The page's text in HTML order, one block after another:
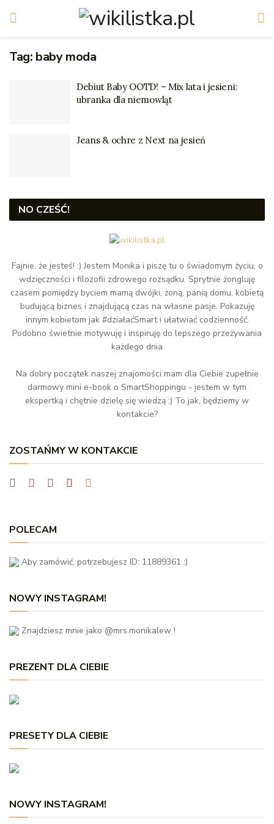
Tag: baby moda
Debiut Baby OOTD! – Mix lata i jesieni:
ubranka dla niemowląt
Jeans & ochre z Next na jesień
NO CZEŚĆ!
Fajnie, że jesteś! :) Jestem Monika i piszę tu o świadomym życiu, o
wdzięczności i filozofii zdrowego rozsądku. Sprytnie żongluję
czasem pomiędzy byciem mamą dwójki, żoną, panią domu, kobietą
budującą biznes i znajdującą czas na własne pasje. Pokazuję
innym kobietom jak #działaćSmart i ułatwiać codzienność.
Podobno świetnie motywuję i inspiruję do lepszego przeżywania
każdego dnia
Na dobry początek naszej znajomości mam dla Ciebie zupełnie
darmowy mini e-book o SmartShoppingu - jestem w tym
ekspertką i chętnie dzielę się wiedzą :) To jak, będziemy w
kontakcie?
ZOSTAŃMY W KONTAKCIE
POLECAM
Aby zamówić, potrzebujesz ID: 11889361 :)
NOWY INSTAGRAM!
Znajdziesz mnie jako @mrs.monikalew !
PREZENT DLA CIEBIE
PRESETY DLA CIEBIE
NOWY INSTAGRAM!